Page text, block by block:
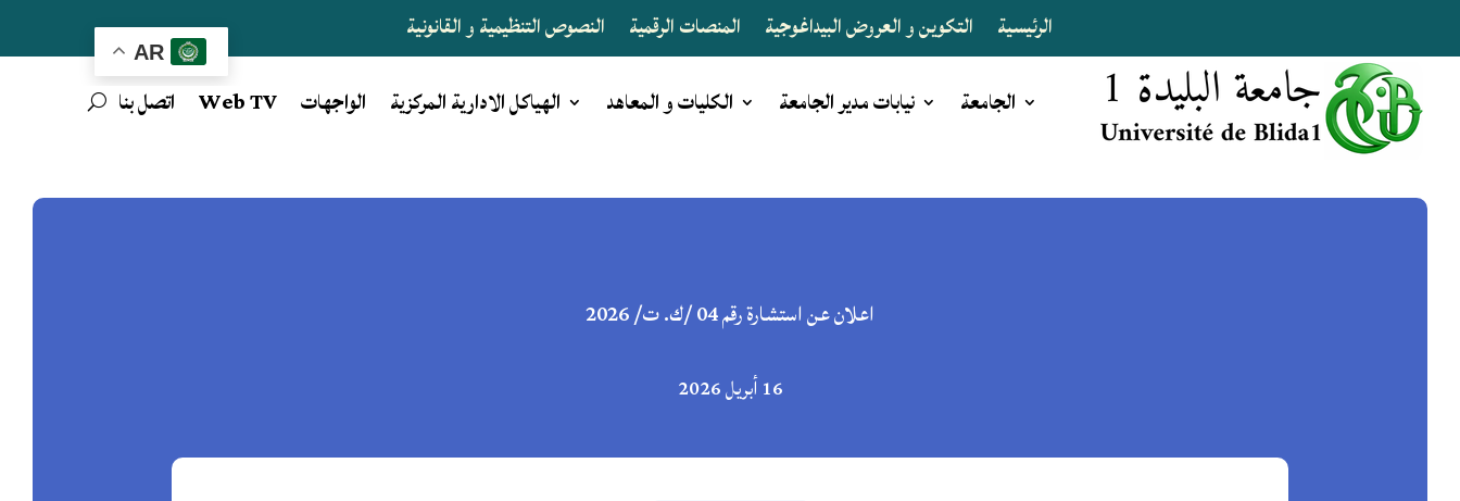
AR
الرئيسية التكوين و العروض البيداغوجية المنصات الرقمية النصوص التنظيمية و القانونية
الجامعة نيابات مدير الجامعة الكليات و المعاهد الهياكل الادارية المركزية الواجهات Web TV اتصل بنا
اعلان عن استشارة رقم 04 /ك. ت/ 2026
16 أبريل 2026